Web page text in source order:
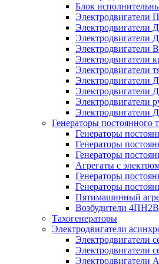
Блок
Электродвигатели
Электродвигатели
Электродвигатели
Электродвигатели
Электродвигатели
Электродвигатели
Электродвигатели
Электродвигатели
Электродвигатели
Генераторы постоянного
Генераторы
Генераторы
Генераторы
Агрегаты с
Генераторы
Генераторы
Пятимашинный
Возбудители 4ПН2В
Тахогенераторы
Электродвигатели
Электродвигатели
Электродвигатели
Электродвигатели